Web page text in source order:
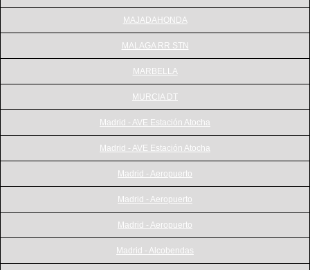
MAJADAHONDA
MALAGA RR STN
MARBELLA
MURCIA DT
Madrid - AVE Estación Atocha
Madrid - AVE Estación Atocha
Madrid - Aeropuerto
Madrid - Aeropuerto
Madrid - Aeropuerto
Madrid - Alcobendas